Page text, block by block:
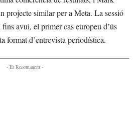
projecte similar per a Meta. La sessió
avui, el primer cas europeu d’ús
format d’entrevista periodística.
- Et Recomanem -